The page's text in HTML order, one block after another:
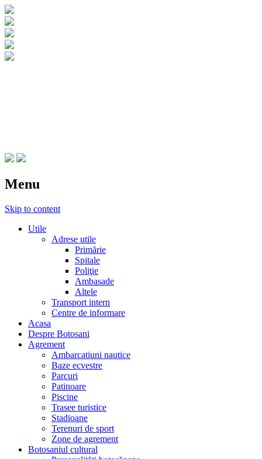
Menu
Skip to content
Utile
Adrese utile
Primărie
Spitale
Poliţie
Ambasade
Altele
Transport intern
Centre de informare
Acasa
Despre Botosani
Agrement
Ambarcatiuni nautice
Baze ecvestre
Parcuri
Patinoare
Piscine
Trasee turistice
Stadioane
Terenuri de sport
Zone de agrement
Botosaniul cultural